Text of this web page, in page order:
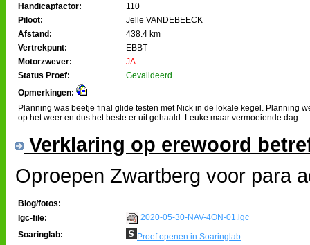
Handicapfactor:
110
Piloot:
Jelle VANDEBEECK
Afstand:
438.4 km
Vertrekpunt:
EBBT
Motorzwever:
JA
Status Proef:
Gevalideerd
Opmerkingen:
Planning was beetje final glide testen met Nick in de lokale kegel. Planning
op het weer en dus het beste er uit gehaald. Leuke maar vermoeiende dag.
Verklaring op erewoord
Oproepen Zwartberg voor para
Blog/fotos:
Igc-file:
2020-05-30-NAV-4ON-01.igc
Soaringlab:
Proef openen in Soaringlab